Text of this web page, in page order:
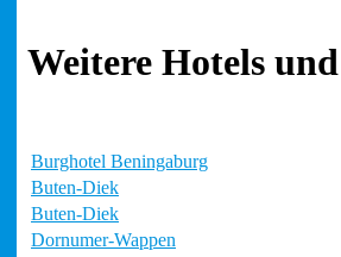
Weitere Hotels
Burghotel Beningaburg
Buten-Diek
Buten-Diek
Dornumer-Wappen